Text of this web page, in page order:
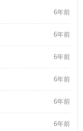
6年前
6年前
6年前
6年前
6年前
6年前